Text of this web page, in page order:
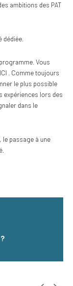
ambitions des PAT
dédiée.
Vous
. Comme toujours
le plus possible
expériences lors des
dans le
le passage à une